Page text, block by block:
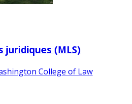
juridiques (MLS)
College of Law